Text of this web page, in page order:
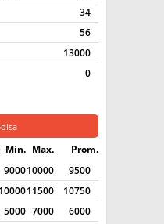
BUSCAR
34
56
13000
0
Min. Max.
Prom.
900010000
9500
1000011500
10750
5000 7000
6000